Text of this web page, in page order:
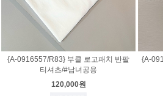
{A-0916557/R83} 부클 로고패치 반팔
티셔츠/#남녀공용
120,000원
{A-